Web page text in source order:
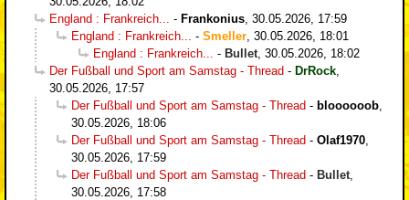
England : Frankreich...
- Frankonius 30.05.2026, 17:59
England : Frankreich...
- Smeller 30.05.2026, 18:01
England : Frankreich...
- Bullet 30.05.2026, 18:02
Der Fußball und Sport am Samstag - Thread - DrRock
30.05.2026, 17:57
Der Fußball und Sport am Samstag - Thread - bloooooob
30.05.2026, 18:06
Der Fußball und Sport am Samstag - Thread - Olaf1970
30.05.2026, 17:59
Der Fußball und Sport am Samstag - Thread - Bullet
30.05.2026, 17:58